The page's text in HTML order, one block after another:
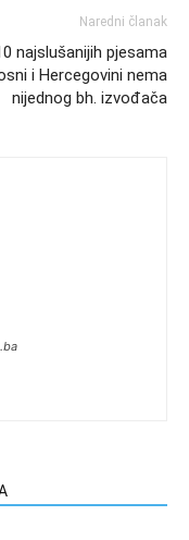
Naredni članak
najslušanijih pjesama
i Hercegovini nema
nijednog bh. izvođača